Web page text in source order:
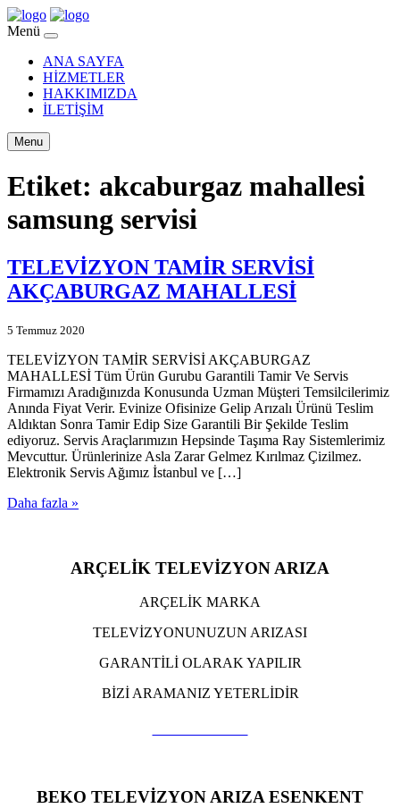
Menü
ANA SAYFA
HİZMETLER
HAKKIMIZDA
İLETİŞİM
Menu
Etiket: akcaburgaz mahallesi
samsung servisi
TELEVİZYON TAMİR SERVİSİ
AKÇABURGAZ MAHALLESİ
5 Temmuz 2020
TELEVİZYON TAMİR SERVİSİ AKÇABURGAZ
MAHALLESİ Tüm Ürün Gurubu Garantili Tamir Ve Servis
Firmamızı Aradığınızda Konusunda Uzman Müşteri Temsilcilerimiz
Anında Fiyat Verir. Evinize Ofisinize Gelip Arızalı Ürünü Teslim
Aldıktan Sonra Tamir Edip Size Garantili Bir Şekilde Teslim
ediyoruz. Servis Araçlarımızın Hepsinde Taşıma Ray Sistemlerimiz
Mevcuttur. Ürünlerinize Asla Zarar Gelmez Kırılmaz Çizilmez.
Elektronik Servis Ağımız İstanbul ve […]
Daha fazla »
ARÇELİK TELEVİZYON ARIZA
ARÇELİK MARKA
TELEVİZYONUNUZUN ARIZASI
GARANTİLİ OLARAK YAPILIR
BİZİ ARAMANIZ YETERLİDİR
BEKO TELEVİZYON ARIZA ESENKENT